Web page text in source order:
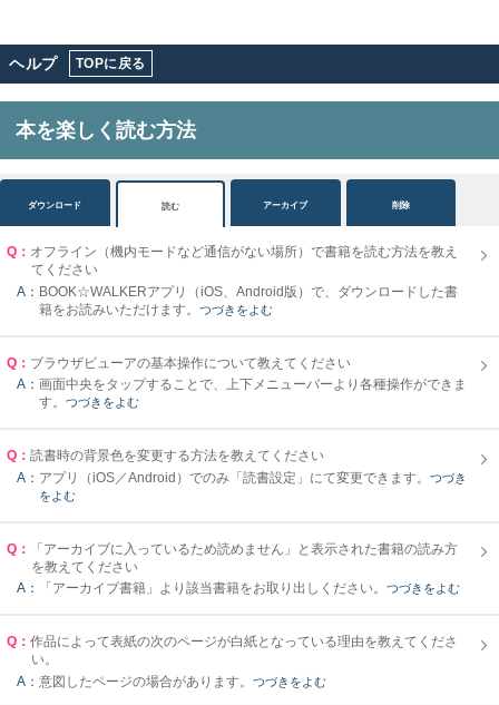
ヘルプ TOPに戻る
本を楽しく読む方法
ダウンロード 読む アーカイブ 削除
Q： オフライン（機内モードなど通信がない場所）で書籍を読む方法を教え
てください
A： BOOK☆WALKERアプリ（iOS、Android版）で、ダウンロードした書
籍をお読みいただけます。 つづきをよむ
Q： ブラウザビューアの基本操作について教えてください
A： 画面中央をタップすることで、上下メニューバーより各種操作ができま
す。 つづきをよむ
Q： 読書時の背景色を変更する方法を教えてください
A： アプリ（iOS／Android）でのみ「読書設定」にて変更できます。 つづき
をよむ
Q：
「アーカイブに入っているため読めません」と表示された書籍の読み方
を教えてください
A：
「アーカイブ書籍」より該当書籍をお取り出しください。 つづきをよむ
Q： 作品によって表紙の次のページが白紙となっている理由を教えてくださ
い。
A： 意図したページの場合があります。 つづきをよむ